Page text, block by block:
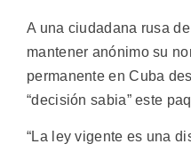
A una ciudadana rusa
mantener anónimo su
permanente en Cuba
“decisión sabia” este
“La ley vigente es una